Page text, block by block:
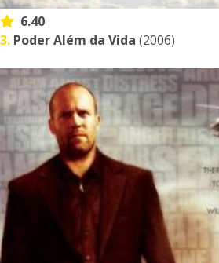
6.40
3. Poder Além da Vida (2006)